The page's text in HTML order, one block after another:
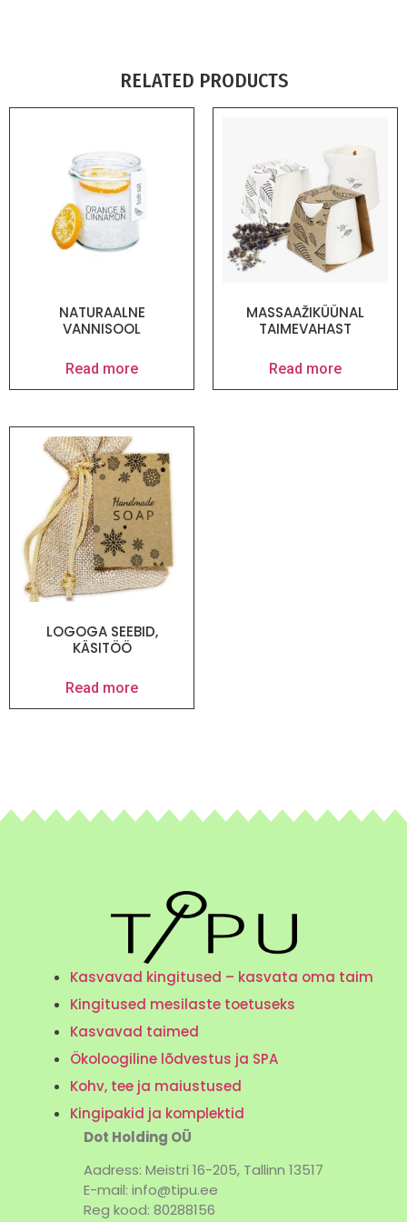
RELATED PRODUCTS
NATURAALNE
VANNISOOL
Read more
MASSAAŽIKÜÜNAL
TAIMEVAHAST
Read more
LOGOGA SEEBID,
KÄSITÖÖ
Read more
Kasvavad kingitused – kasvata oma taim
Kingitused mesilaste toetuseks
Kasvavad taimed
Ökoloogiline lõdvestus ja SPA
Kohv, tee ja maiustused
Kingipakid ja komplektid
Dot Holding OÜ
Aadress: Meistri 16-205, Tallinn 13517
E-mail: info@tipu.ee
Reg kood: 80288156